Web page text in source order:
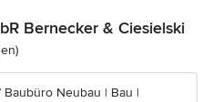
Bernecker & Ciesielski
von 5 Sternen
Neubau | Bau |